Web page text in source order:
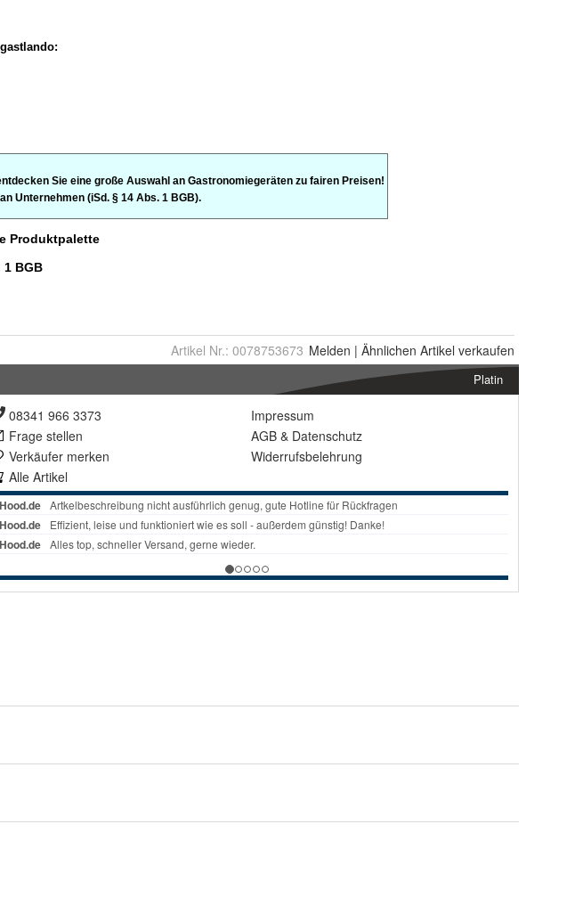
Artikel Nr.: 0078753673 Melden | Ähnlichen Artikel verkaufen
Platin
08341 966 3373
Frage stellen
Verkäufer merken
Alle Artikel
Impressum
AGB & Datenschutz
Widerrufsbelehrung